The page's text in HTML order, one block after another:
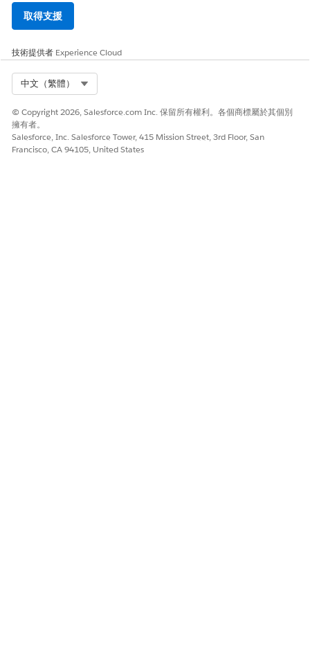
影響會隨著管理員的數量和組織組態的複雜度而增加。如果未保留
記錄,具有嚴格稽核與保留需求的產業 (例如財務服務、醫療照護、
風險愈高時機
許多使用者擁有提升權限、經常發生組態變更、依賴安全性設定的
多個整合,或公司必須向監管機關或客戶示範數年的組態歷程記錄。
低度風險時機
取得支援
技術提供者 Experience Cloud
中文（繁體）
© Copyright 2026, Salesforce.com Inc. 保留所有權利。各個商標屬於其個別
擁有者。
Salesforce, Inc. Salesforce Tower, 415 Mission Street, 3rd Floor, San
Francisco, CA 94105, United States